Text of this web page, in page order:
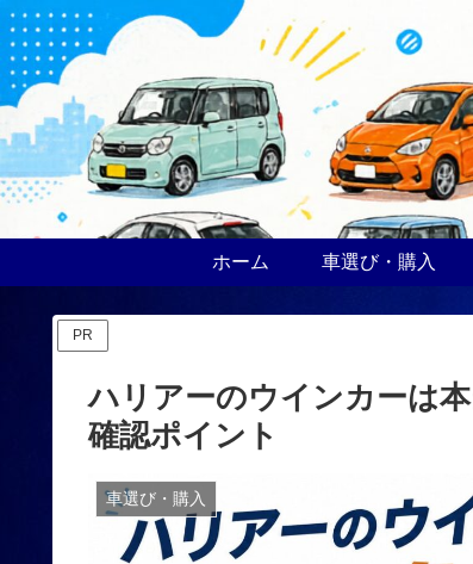
ホーム 車選び・購入
PR
ハリアーのウインカーは
確認ポイント
車選び・購入